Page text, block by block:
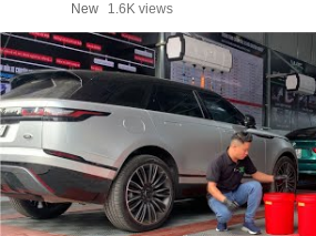
New
1.6K views